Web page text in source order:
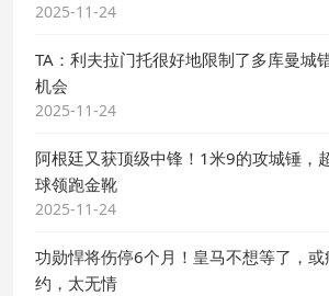
2025-11-24
TA：利夫拉门托很好地限制了多库曼城
机会
2025-11-24
阿根廷又获顶级中锋！1米9的攻城锤，
球领跑金靴
2025-11-24
功勋悍将伤停6个月！皇马不想等了，
约，太无情